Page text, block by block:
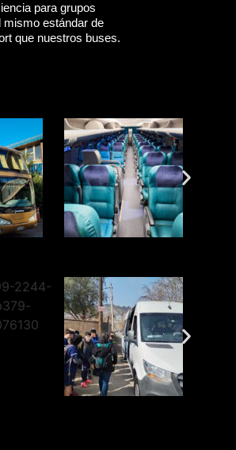
para grupos
mismo estándar de
que nuestros buses.